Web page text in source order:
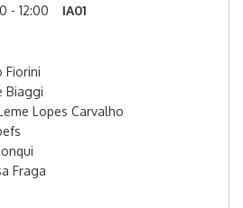
- 12:00
IA01
Fiorini
Biaggi
Lopes Carvalho
Fraga